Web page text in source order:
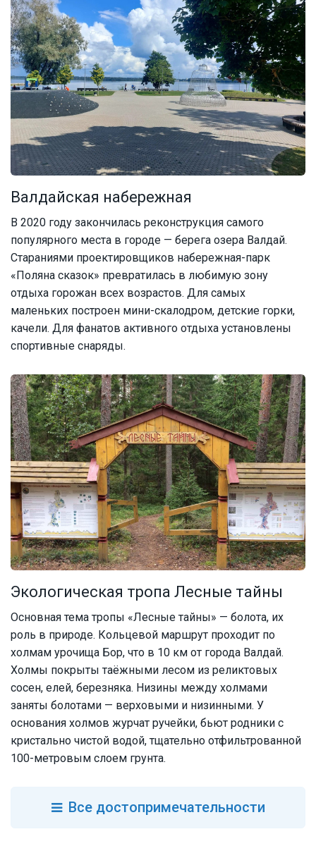
Валдайская набережная
В 2020 году закончилась реконструкция самого
популярного места в городе — берега озера Валдай.
Стараниями проектировщиков набережная-парк
«Поляна сказок» превратилась в любимую зону
отдыха горожан всех возрастов. Для самых
маленьких построен мини-скалодром, детские горки,
качели. Для фанатов активного отдыха установлены
спортивные снаряды.
Экологическая тропа Лесные тайны
Основная тема тропы «Лесные тайны» — болота, их
роль в природе. Кольцевой маршрут проходит по
холмам урочища Бор, что в 10 км от города Валдай.
Холмы покрыты таёжными лесом из реликтовых
сосен, елей, березняка. Низины между холмами
заняты болотами — верховыми и низинными. У
основания холмов журчат ручейки, бьют родники с
кристально чистой водой, тщательно отфильтрованной
100-метровым слоем грунта.
Вседостопримечательности